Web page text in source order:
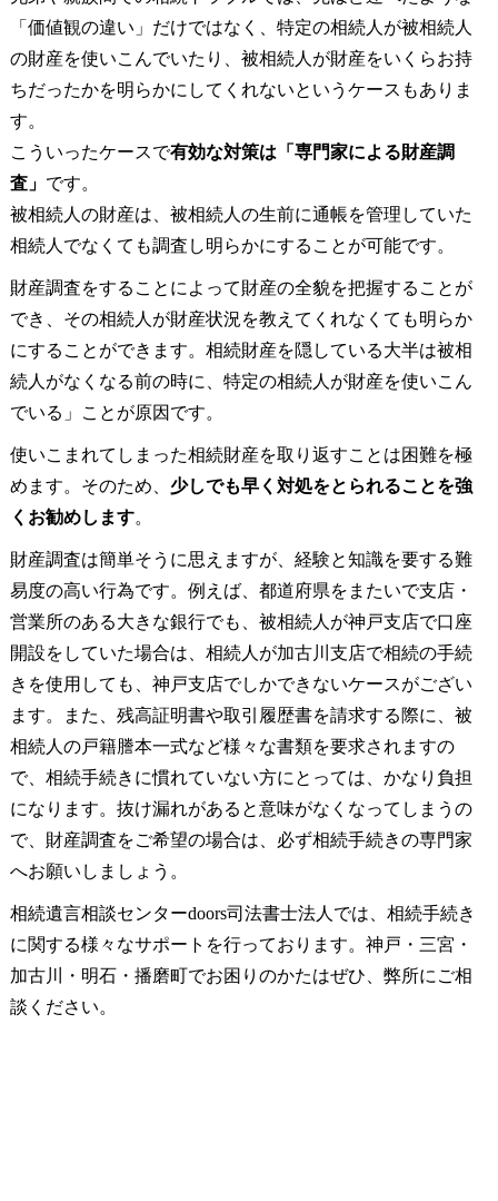
「価値観の違い」だけではなく、特定の相続人が被相続人
の財産を使いこんでいたり、被相続人が財産をいくらお持
ちだったかを明らかにしてくれないというケースもありま
す。
こういったケースで有効な対策は「専門家による財産調
査」 です。
被相続人の財産は、被相続人の生前に通帳を管理していた
相続人でなくても調査し明らかにすることが可能です。
財産調査をすることによって財産の全貌を把握することが
でき、その相続人が財産状況を教えてくれなくても明らか
にすることができます。相続財産を隠している大半は被相
続人がなくなる前の時に、特定の相続人が財産を使いこん
でいる」ことが原因です。
使いこまれてしまった相続財産を取り返すことは困難を極
めます。そのため、 少しでも早く対処をとられることを強
くお勧めします。
財産調査は簡単そうに思えますが、経験と知識を要する難
易度の高い行為です。例えば、都道府県をまたいで支店・
営業所のある大きな銀行でも、被相続人が神戸支店で口座
開設をしていた場合は、相続人が加古川支店で相続の手続
きを使用しても、神戸支店でしかできないケースがござい
ます。また、残高証明書や取引履歴書を請求する際に、被
相続人の戸籍謄本一式など様々な書類を要求されますの
で、相続手続きに慣れていない方にとっては、かなり負担
になります。抜け漏れがあると意味がなくなってしまうの
で、財産調査をご希望の場合は、必ず相続手続きの専門家
へお願いしましょう。
相続遺言相談センターdoors司法書士法人では、相続手続き
に関する様々なサポートを行っております。神戸・三宮・
加古川・明石・播磨町でお困りのかたはぜひ、弊所にご相
談ください。